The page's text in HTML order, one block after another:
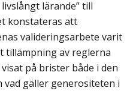
lärande” till
konstateras att
valideringsarbete varit
tillämpning av reglerna
på brister både i den
gäller generositeten i